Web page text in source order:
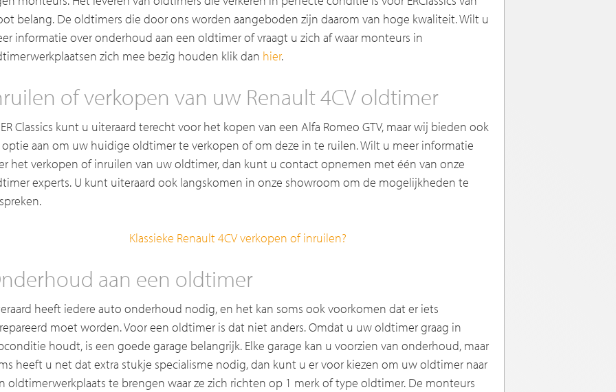
belang. De oldtimers die door ons worden aangeboden zijn daarom van hoge kwaliteit. Wilt u
informatie over onderhoud aan een oldtimer of vraagt u zich af waar monteurs in
zich mee bezig houden klik dan hier.
of verkopen van uw Renault 4CV oldtimer
Classics kunt u uiteraard terecht voor het kopen van een Alfa Romeo GTV, maar wij bieden ook
aan om uw huidige oldtimer te verkopen of om deze in te ruilen. Wilt u meer informatie
het verkopen of inruilen van uw oldtimer, dan kunt u contact opnemen met één van onze
experts. U kunt uiteraard ook langskomen in onze showroom om de mogelijkheden te
Klassieke Renault 4CV verkopen of inruilen?
aan een oldtimer
heeft iedere auto onderhoud nodig, en het kan soms ook voorkomen dat er iets
moet worden. Voor een oldtimer is dat niet anders. Omdat u uw oldtimer graag in
houdt, is een goede garage belangrijk. Elke garage kan u voorzien van onderhoud, maar
heeft u net dat extra stukje specialisme nodig, dan kunt u er voor kiezen om uw oldtimer naar
oldtimerwerkplaats te brengen waar ze zich richten op 1 merk of type oldtimer. De monteurs